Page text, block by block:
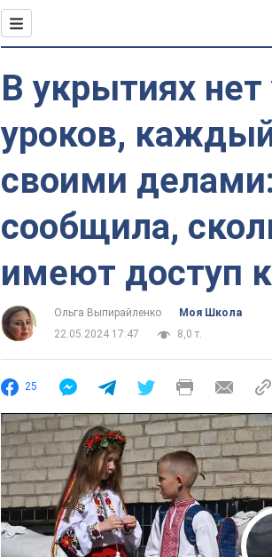
В укрытиях
уроков,
своими
сообщила,
имеют доступ
Ольга Выпирайленко
Моя Школа
22.05.2024 17:47
8,0 т.
25